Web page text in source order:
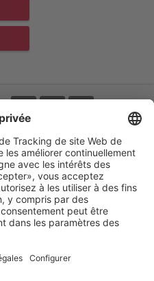
CGV
Mentions légales
Protection des données
Déclaration
Cookie préferences